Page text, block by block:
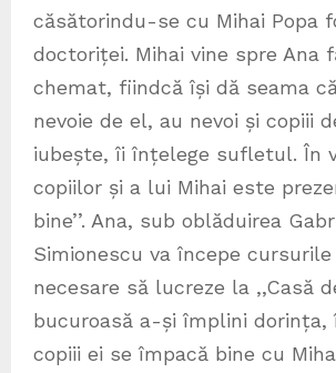
căsătorindu-se cu Mihai Popa
doctoriței. Mihai vine spre Ana
chemat, fiindcă își dă seama
nevoie de el, au nevoi și copiii
iubește, îi înțelege sufletul. În
copiilor și a lui Mihai este
bine’’. Ana, sub oblăduirea
Simionescu va începe
necesare să lucreze la ,,Casă
bucuroasă a-și împlini dorința,
copiii ei se împacă bine cu